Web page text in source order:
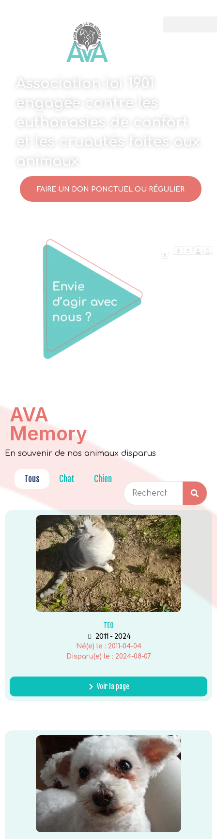
Association loi 1901
engagée contre les
euthanasies de confort
et les cruautés faites aux
animaux
FAIRE UN DON PONCTUEL OU RÉGULIER
AVA
Memory
En souvenir de nos animaux disparus
Chat Chien Equidé Nac
Tous
TEO
2011 - 2024
Né(e) le : 2011-04-04
Disparu(e) le : 2024-08-07
Voir la page